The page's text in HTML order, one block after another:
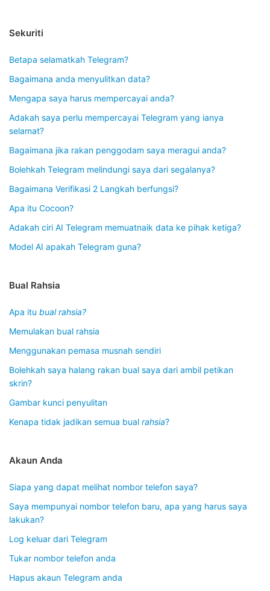
Sekuriti
Betapa selamatkah Telegram?
Bagaimana anda menyulitkan data?
Mengapa saya harus mempercayai anda?
Adakah saya perlu mempercayai Telegram yang ianya
selamat?
Bagaimana jika rakan penggodam saya meragui anda?
Bolehkah Telegram melindungi saya dari segalanya?
Bagaimana Verifikasi 2 Langkah berfungsi?
Apa itu Cocoon?
Adakah ciri AI Telegram memuatnaik data ke pihak ketiga?
Model AI apakah Telegram guna?
Bual Rahsia
Apa itu bual rahsia?
Memulakan bual rahsia
Menggunakan pemasa musnah sendiri
Bolehkah saya halang rakan bual saya dari ambil petikan
skrin?
Gambar kunci penyulitan
Kenapa tidak jadikan semua bual rahsia?
Akaun Anda
Siapa yang dapat melihat nombor telefon saya?
Saya mempunyai nombor telefon baru, apa yang harus saya
lakukan?
Log keluar dari Telegram
Tukar nombor telefon anda
Hapus akaun Telegram anda